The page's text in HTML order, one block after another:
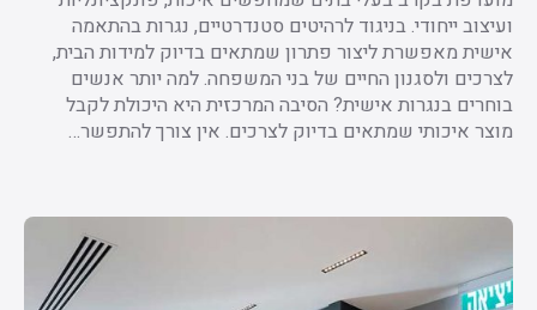
ועיצוב ייחודי. בניגוד לרהיטים סטנדרטיים, נגרות בהתאמה
אישית מאפשרת ליצור פתרון שמתאים בדיוק למידות הבית,
לצרכים ולסגנון החיים של בני המשפחה. למה יותר אנשים
בוחרים בנגרות אישית? הסיבה המרכזית היא היכולת לקבל
מוצר איכותי שמתאים בדיוק לצרכים. אין צורך להתפשר…